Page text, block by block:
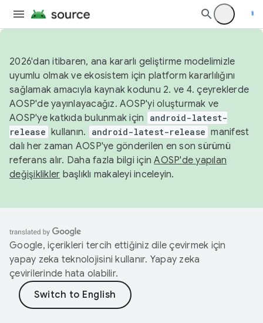
2026'dan itibaren, ana kararlı geliştirme modelimizle
uyumlu olmak ve ekosistem için platform kararlılığını
sağlamak amacıyla kaynak kodunu 2. ve 4. çeyreklerde
AOSP'de yayınlayacağız. AOSP'yi oluşturmak ve
AOSP'ye katkıda bulunmak için
android-latest-
release kullanın. android-latest-release manifest
dalı her zaman AOSP'ye gönderilen en son sürümü
referans alır. Daha fazla bilgi içinAOSP'de yapılan
değişiklikler başlıklı makaleyi inceleyin.
Google, içerikleri tercih ettiğiniz dile çevirmek için
yapay zeka teknolojisini kullanır. Yapay zeka
çevirilerinde hata olabilir.